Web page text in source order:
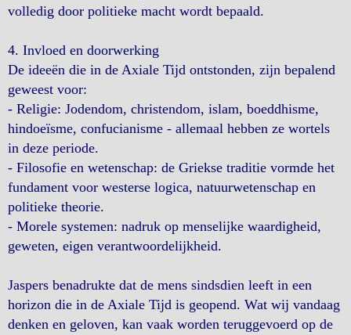
volledig door politieke macht wordt bepaald.
4. Invloed en doorwerking
De ideeën die in de Axiale Tijd ontstonden, zijn bepalend
geweest voor:
- Religie: Jodendom, christendom, islam, boeddhisme,
hindoeïsme, confucianisme - allemaal hebben ze wortels
in deze periode.
- Filosofie en wetenschap: de Griekse traditie vormde het
fundament voor westerse logica, natuurwetenschap en
politieke theorie.
- Morele systemen: nadruk op menselijke waardigheid,
geweten, eigen verantwoordelijkheid.
Jaspers benadrukte dat de mens sindsdien leeft in een
horizon die in de Axiale Tijd is geopend. Wat wij vandaag
denken en geloven, kan vaak worden teruggevoerd op de